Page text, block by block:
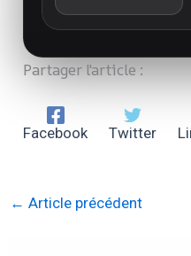
Partager l'article :
Facebook Twitter
← Article précédent